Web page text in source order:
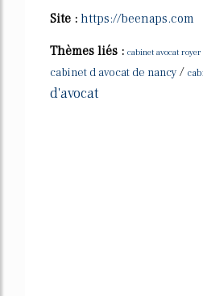
Site : https://beenaps.com
Thèmes liés : cabinet avocat
cabinet d avocat de nancy /
d'avocat